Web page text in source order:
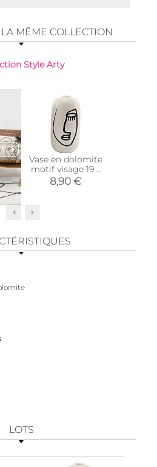
MÊME COLLECTION
Style Arty
Vase en dolomite
motif visage 19 x
9 cm (Modèle 1)
8,90 €
LOTS